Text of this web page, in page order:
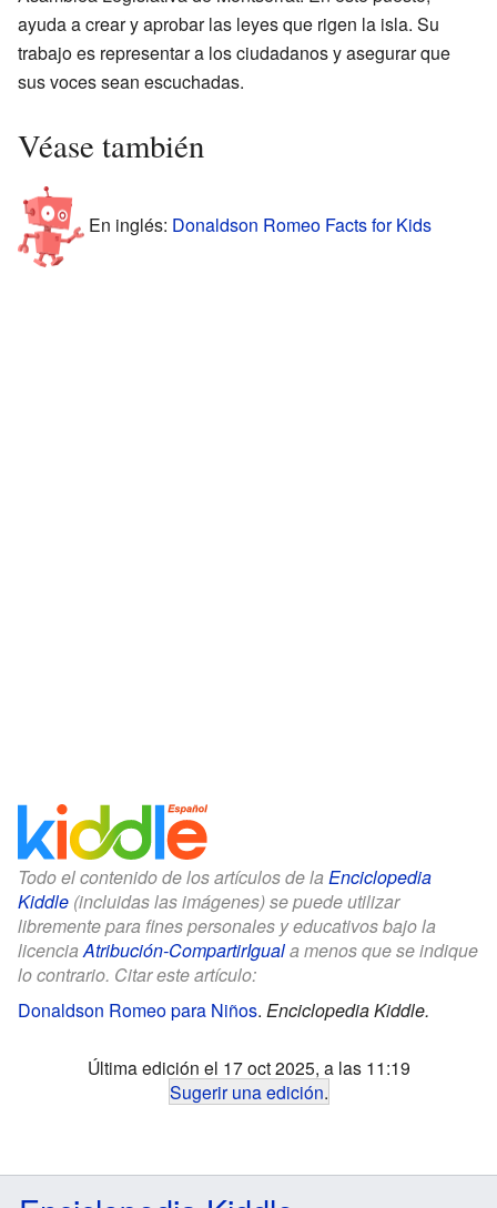
ayuda a crear y aprobar las leyes que rigen la isla. Su
trabajo es representar a los ciudadanos y asegurar que
sus voces sean escuchadas.
Véase también
En inglés: Donaldson Romeo Facts for Kids
Todo el contenido de los artículos de la Enciclopedia
Kiddle (incluidas las imágenes) se puede utilizar
libremente para fines personales y educativos bajo la
licenciaAtribución-CompartirIguala menos que se indique
lo contrario. Citar este artículo:
Donaldson Romeo para Niños. Enciclopedia Kiddle.
Última edición el 17 oct 2025, a las 11:19
Sugerir una edición.